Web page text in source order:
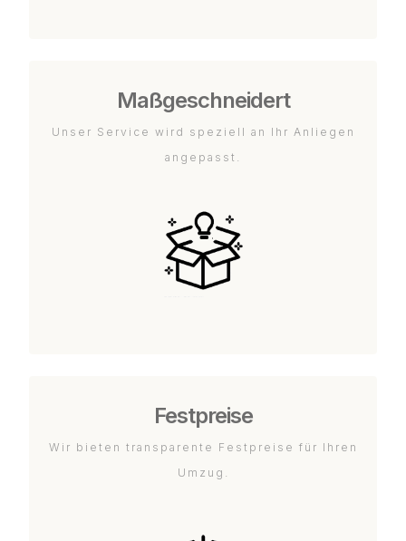
Maßgeschneidert
Unser Service wird speziell an Ihr Anliegen
angepasst.
Festpreise
Wir bieten transparente Festpreise für Ihren
Umzug.